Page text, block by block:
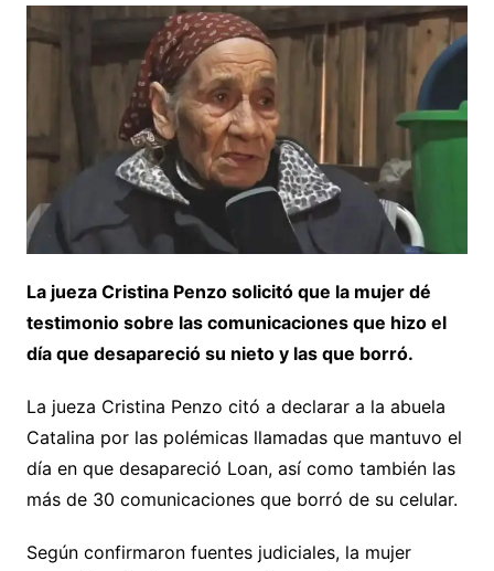
La jueza Cristina Penzo solicitó que la mujer dé
testimonio sobre las comunicaciones que hizo el
día que desapareció su nieto y las que borró.
La jueza Cristina Penzo citó a declarar a la abuela
Catalina por las polémicas llamadas que mantuvo el
día en que desapareció Loan, así como también las
más de 30 comunicaciones que borró de su celular.
Según confirmaron fuentes judiciales, la mujer